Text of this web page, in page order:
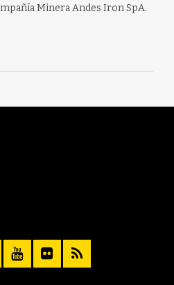
Minera Andes Iron SpA.